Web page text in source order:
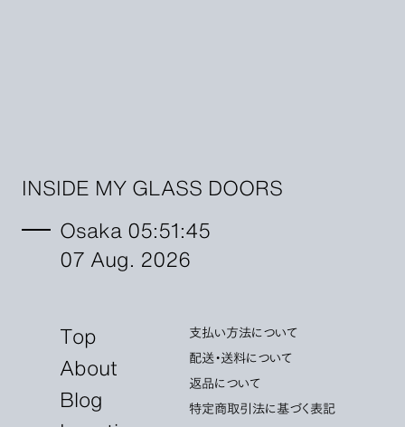
INSIDE MY GLASS DOORS
Osaka 05:51:46
07 Aug. 2026
Top
About
Blog
支払い方法について
配送・送料について
返品について
特定商取引法に基づく表記